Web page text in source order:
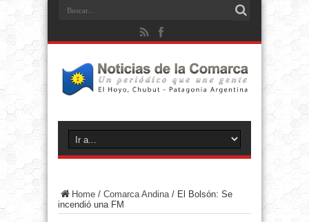
Home / Comarca Andina/ El Bolsón: Se
incendió una FM